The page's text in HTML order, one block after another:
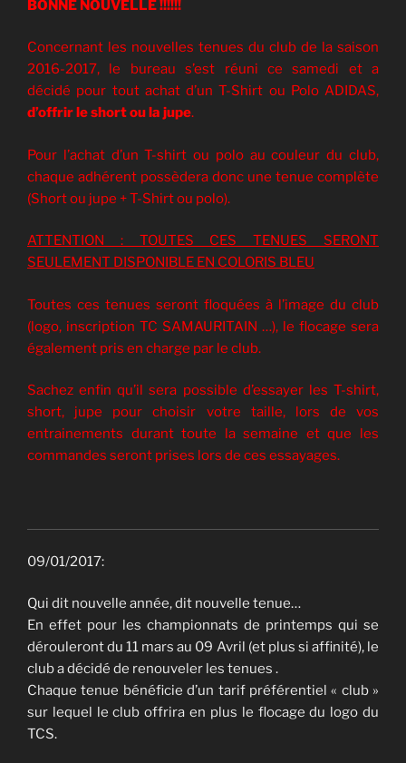
BONNE NOUVELLE !!!!!!
Concernant les nouvelles tenues du club de la saison
2016-2017, le bureau s’est réuni ce samedi et a
décidé pour tout achat d’un T-Shirt ou Polo ADIDAS,
d’offrir le short ou la jupe.
Pour l’achat d’un T-shirt ou polo au couleur du club,
chaque adhérent possèdera donc une tenue complète
(Short ou jupe + T-Shirt ou polo).
ATTENTION : TOUTES CES TENUES SERONT
SEULEMENT DISPONIBLE EN COLORIS BLEU
Toutes ces tenues seront floquées à l’image du club
(logo, inscription TC SAMAURITAIN …), le flocage sera
également pris en charge par le club.
Sachez enfin qu’il sera possible d’essayer les T-shirt,
short, jupe pour choisir votre taille, lors de vos
entrainements durant toute la semaine et que les
commandes seront prises lors de ces essayages.
09/01/2017:
Qui dit nouvelle année, dit nouvelle tenue…
En effet pour les championnats de printemps qui se
dérouleront du 11 mars au 09 Avril (et plus si affinité), le
club a décidé de renouveler les tenues .
Chaque tenue bénéficie d’un tarif préférentiel « club »
sur lequel le club offrira en plus le flocage du logo du
TCS.